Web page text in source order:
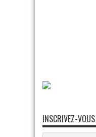
INSCRIVEZ-